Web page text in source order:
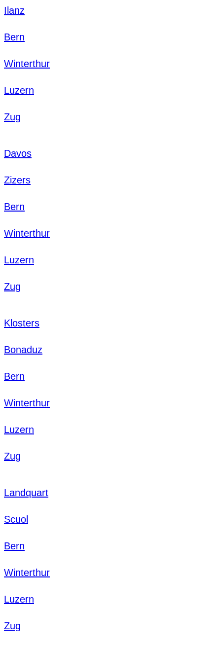
Ilanz
Bern
Winterthur
Luzern
Zug
Davos
Zizers
Bern
Winterthur
Luzern
Zug
Klosters
Bonaduz
Bern
Winterthur
Luzern
Zug
Landquart
Scuol
Bern
Winterthur
Luzern
Zug